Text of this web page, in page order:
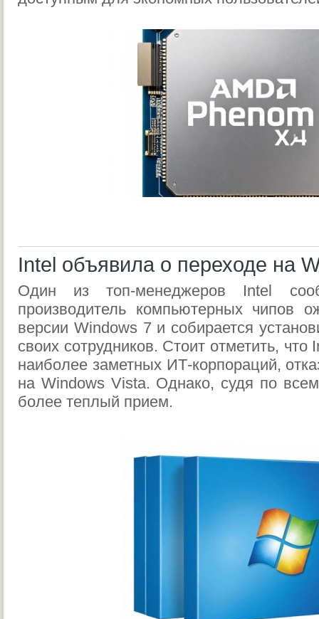
Intel объявила о переходе на
Один из топ-менеджеров Intel
производитель компьютерных чипов
версии Windows 7 и собирается
своих сотрудников. Стоит отметить, что
наиболее заметных ИТ-корпораций,
на Windows Vista. Однако, судя по
более теплый прием.